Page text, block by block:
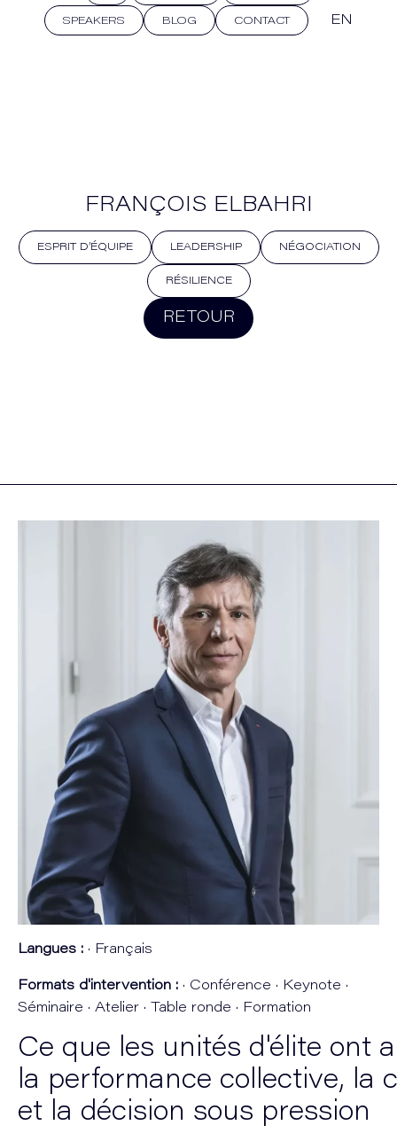
SPEAKERS BLOG CONTACT EN
FRANÇOIS ELBAHRI
ESPRIT D’ÉQUIPE LEADERSHIP NÉGOCIATION
RÉSILIENCE
RETOUR
Langues : · Français
Formats d'intervention : · Conférence · Keynote ·
Séminaire · Atelier · Table ronde · Formation
Ce que les unités d'élite ont
la performance collective, la
et la décision sous pression